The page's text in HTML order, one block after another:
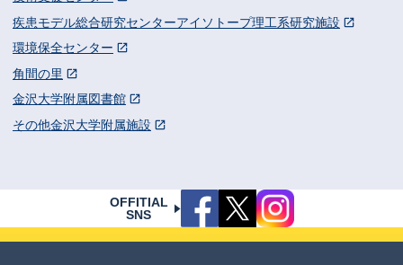
疾患モデル総合研究センターアイソトープ理工系研究施設
環境保全センター
角間の里
金沢大学附属図書館
その他金沢大学附属施設
OFFITIAL
SNS